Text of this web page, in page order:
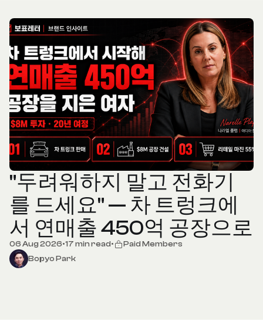
"두려워하지 말고 전화기
를 드세요" — 차 트렁크에
서 연매출 450억 공장으로
06 Aug 2026•17 min read•
Paid Members
Bopyo Park